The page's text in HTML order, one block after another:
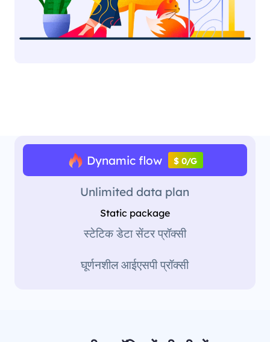
Dynamic flow $ 0/G
Unlimited data plan
Static package
स्टेटिक डेटा सेंटर प्रॉक्सी
घूर्णनशील आईएसपी प्रॉक्सी